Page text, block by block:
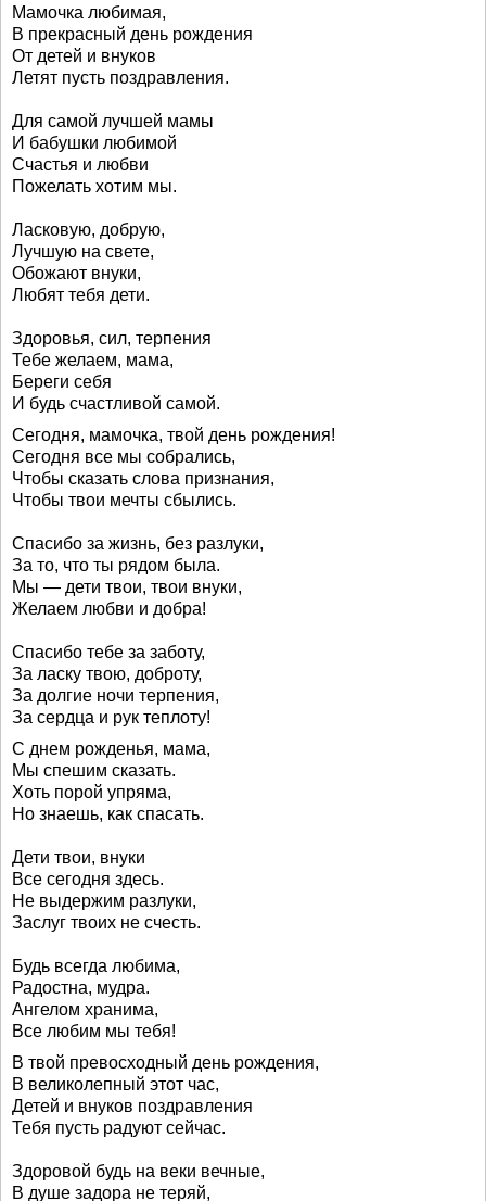
Мамочка любимая,
В прекрасный день рождения
От детей и внуков
Летят пусть поздравления.
Для самой лучшей мамы
И бабушки любимой
Счастья и любви
Пожелать хотим мы.
Ласковую, добрую,
Лучшую на свете,
Обожают внуки,
Любят тебя дети.
Здоровья, сил, терпения
Тебе желаем, мама,
Береги себя
И будь счастливой самой.
Сегодня, мамочка, твой день рождения!
Сегодня все мы собрались,
Чтобы сказать слова признания,
Чтобы твои мечты сбылись.
Спасибо за жизнь, без разлуки,
За то, что ты рядом была.
Мы — дети твои, твои внуки,
Желаем любви и добра!
Спасибо тебе за заботу,
За ласку твою, доброту,
За долгие ночи терпения,
За сердца и рук теплоту!
С днем рожденья, мама,
Мы спешим сказать.
Хоть порой упряма,
Но знаешь, как спасать.
Дети твои, внуки
Все сегодня здесь.
Не выдержим разлуки,
Заслуг твоих не счесть.
Будь всегда любима,
Радостна, мудра.
Ангелом хранима,
Все любим мы тебя!
В твой превосходный день рождения,
В великолепный этот час,
Детей и внуков поздравления
Тебя пусть радуют сейчас.
Здоровой будь на веки вечные,
В душе задора не теряй,